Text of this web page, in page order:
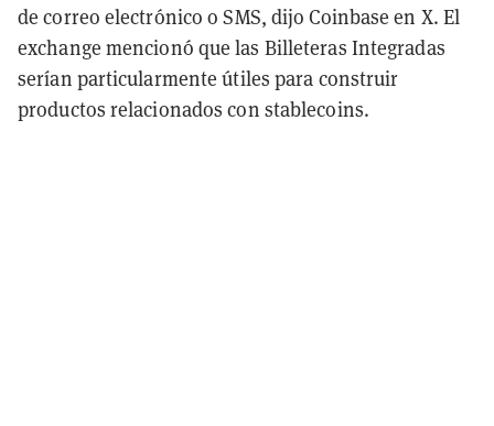
de correo electrónico o SMS, dijo Coinbase en X. El
exchange mencionó que las Billeteras Integradas
serían particularmente útiles para construir
productos relacionados con stablecoins.